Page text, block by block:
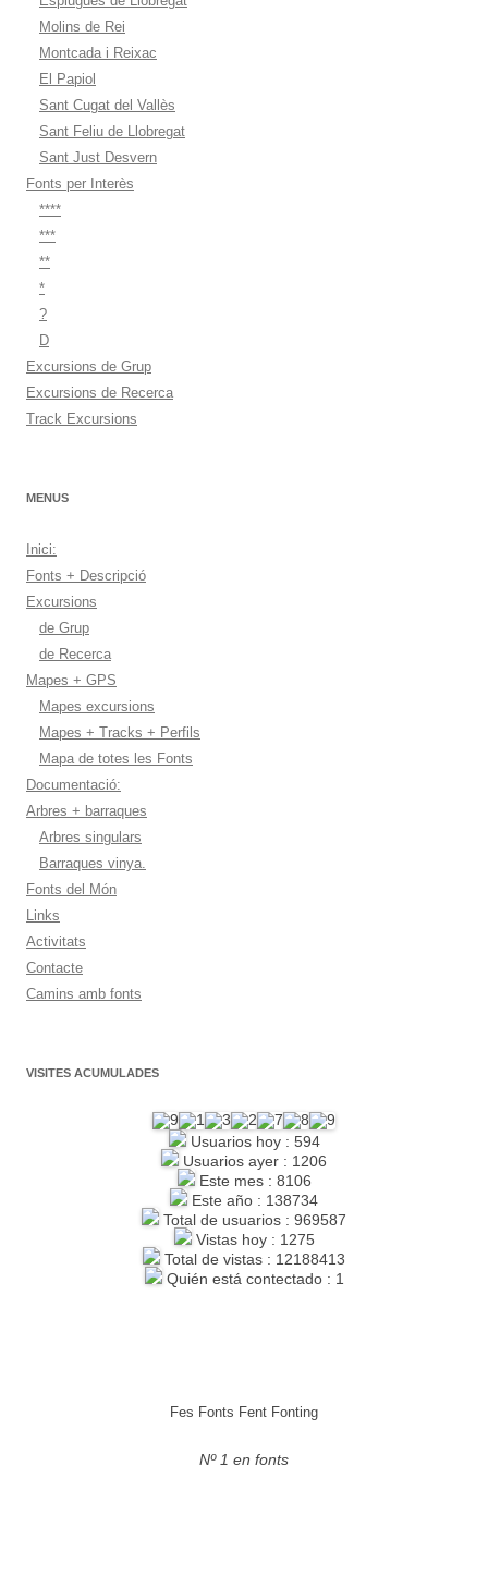
Molins de Rei
Montcada i Reixac
El Papiol
Sant Cugat del Vallès
Sant Feliu de Llobregat
Sant Just Desvern
Fonts per Interès
****
***
**
*
?
D
Excursions de Grup
Excursions de Recerca
Track Excursions
MENUS
Inici:
Fonts + Descripció
Excursions
de Grup
de Recerca
Mapes + GPS
Mapes excursions
Mapes + Tracks + Perfils
Mapa de totes les Fonts
Documentació:
Arbres + barraques
Arbres singulars
Barraques vinya.
Fonts del Món
Links
Activitats
Contacte
Camins amb fonts
VISITES ACUMULADES
Usuarios hoy : 594
Usuarios ayer : 1206
Este mes : 8106
Este año : 138734
Total de usuarios : 969587
Vistas hoy : 1275
Total de vistas : 12188413
Quién está contectado : 1
Fes Fonts Fent Fonting
Nº 1 en fonts